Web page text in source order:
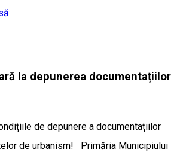
la depunerea documentațiilor
de depunere a documentațiilor
de urbanism! Primăria Municipiului